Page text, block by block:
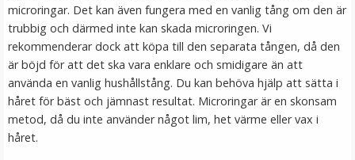
microringar. Det kan även fungera med en vanlig tång om den är
trubbig och därmed inte kan skada microringen. Vi
rekommenderar dock att köpa till den separata tången, då den
är böjd för att det ska vara enklare och smidigare än att
använda en vanlig hushållstång. Du kan behöva hjälp att sätta i
håret för bäst och jämnast resultat. Microringar är en skonsam
metod, då du inte använder något lim, het värme eller vax i
håret.